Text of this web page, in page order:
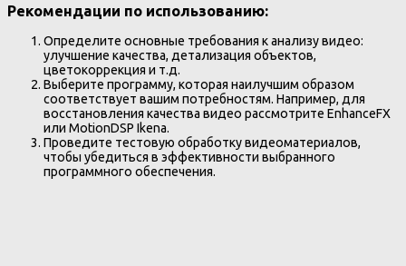
Рекомендации по использованию:
Определите основные требования к анализу видео:
улучшение качества, детализация объектов,
цветокоррекция и т.д.
Выберите программу, которая наилучшим образом
соответствует вашим потребностям. Например, для
восстановления качества видео рассмотрите EnhanceFX
или MotionDSP Ikena.
Проведите тестовую обработку видеоматериалов,
чтобы убедиться в эффективности выбранного
программного обеспечения.